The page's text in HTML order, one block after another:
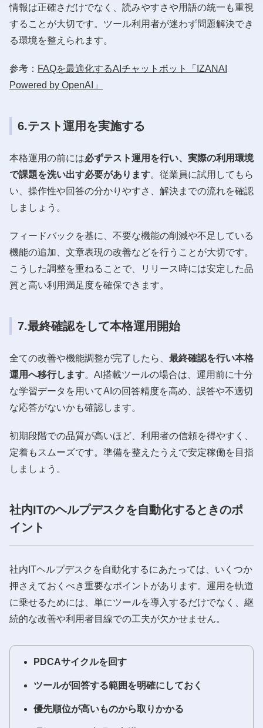
情報は正確さだけでなく、読みやすさや用語の統一も重視
することが大切です。ツール利用者が迷わず問題解決でき
る環境を整えられます。
参考： FAQを最適化するAIチャットボット「IZANAI
Powered by OpenAI」
6.テスト運用を実施する
本格運用の前には必ずテスト運用を行い、実際の利用環境
で課題を洗い出す必要があります。従業員に試用してもら
い、操作性や回答の分かりやすさ、解決までの流れを確認
しましょう。
フィードバックを基に、不要な機能の削減や不足している
機能の追加、文章表現の改善などを行うことが大切です。
こうした調整を重ねることで、リリース時には安定した品
質と高い利用満足度を確保できます。
7.最終確認をして本格運用開始
全ての改善や機能調整が完了したら、 最終確認を行い本格
運用へ移行します。AI搭載ツールの場合は、運用前に十分
な学習データを用いてAIの回答精度を高め、誤答や不適切
な応答がないかも確認します。
初期段階での品質が高いほど、利用者の信頼を得やすく、
定着もスムーズです。準備を整えたうえで安定稼働を目指
しましょう。
社内ITのヘルプデスクを自動化するときのポ
イント
社内ITヘルプデスクを自動化するにあたっては、いくつか
押さえておくべき重要なポイントがあります。運用を軌道
に乗せるためには、単にツールを導入するだけでなく、継
続的な改善や利用者目線での工夫が欠かせません。
PDCAサイクルを回す
ツールが回答する範囲を明確にしておく
優先順位が高いものから取りかかる